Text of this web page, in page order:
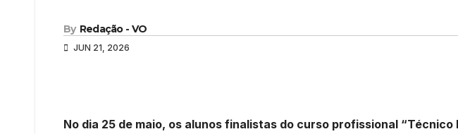
By Redação - VO
JUN 21, 2026
No dia 25 de maio, os alunos finalistas do curso profissional “Técnico